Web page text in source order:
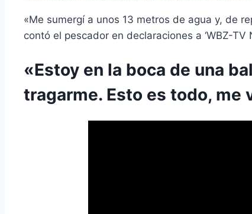
«Me sumergí a unos 13 metros de agua y, de
contó el pescador en declaraciones a ‘WBZ-TV
«Estoy en la boca de una
tragarme. Esto es todo, me